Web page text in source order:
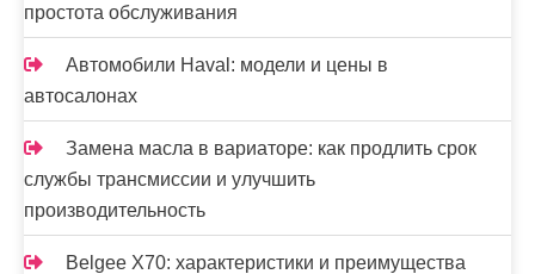
простота обслуживания
Автомобили Haval: модели и цены в
автосалонах
Замена масла в вариаторе: как продлить срок
службы трансмиссии и улучшить
производительность
Belgee X70: характеристики и преимущества